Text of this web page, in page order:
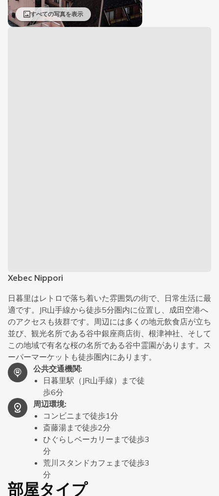
すべての写真を表示
Xebec Nippori
日暮里はレトロで落ち着いた雰囲気の街で、日常生活に最
適です。JR山手線から徒歩5分圏内に位置し、成田空港へ
のアクセスも抜群です。周辺には多くの地元飲食店が立ち
並び、観光名所である谷中銀座商店街、根津神社、そして
この地域で有名な桜の名所である谷中霊園があります。ス
ーパーマーケットも徒歩圏内にあります。
公共交通機関:
日暮里駅（JR山手線）まで徒
歩6分
周辺環境:
コンビニまで徒歩1分
斎藤湯まで徒歩2分
ひぐらしベーカリーまで徒歩3
分
荒川スタンドカフェまで徒歩3
分
部屋タイプ